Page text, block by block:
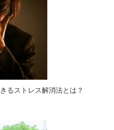
るストレス解消法とは？